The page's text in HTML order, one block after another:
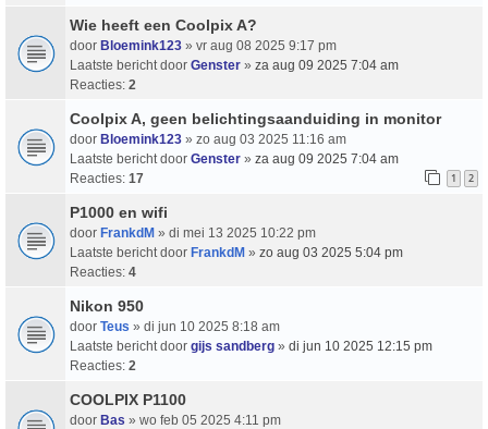
Wie heeft een Coolpix A?
door Bloemink123 » vr aug 08 2025 9:17 pm
Laatste bericht door Genster » za aug 09 2025 7:04 am
Reacties: 2
Coolpix A, geen belichtingsaanduiding in monitor
door Bloemink123 » zo aug 03 2025 11:16 am
Laatste bericht door Genster » za aug 09 2025 7:04 am
Reacties: 17 1 2
P1000 en wifi
door FrankdM » di mei 13 2025 10:22 pm
Laatste bericht door FrankdM » zo aug 03 2025 5:04 pm
Reacties: 4
Nikon 950
door Teus » di jun 10 2025 8:18 am
Laatste bericht door gijs sandberg » di jun 10 2025 12:15 pm
Reacties: 2
COOLPIX P1100
door Bas » wo feb 05 2025 4:11 pm